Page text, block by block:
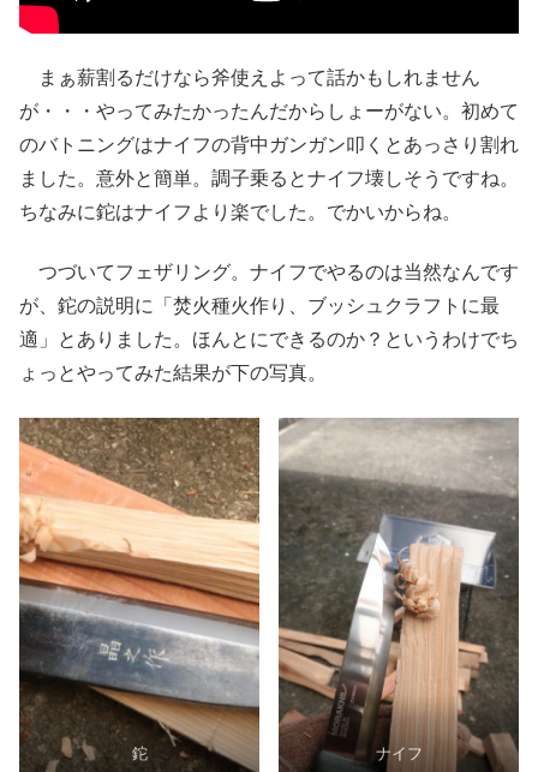
まぁ薪割るだけなら斧使えよって話かもしれません
が・・・やってみたかったんだからしょーがない。初めて
のバトニングはナイフの背中ガンガン叩くとあっさり割れ
ました。意外と簡単。調子乗るとナイフ壊しそうですね。
ちなみに鉈はナイフより楽でした。でかいからね。
つづいてフェザリング。ナイフでやるのは当然なんです
が、鉈の説明に「焚火種火作り、ブッシュクラフトに最
適」とありました。ほんとにできるのか？というわけでち
ょっとやってみた結果が下の写真。
鉈 ナイフ